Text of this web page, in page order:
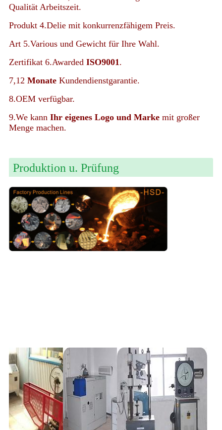
Qualität Arbeitszeit.
Produkt 4.Delie mit konkurrenzfähigem Preis.
Art 5.Various und Gewicht für Ihre Wahl.
Zertifikat 6.Awarded ISO9001.
7,12 Monate Kundendienstgarantie.
8.OEM verfügbar.
9.We kann Ihr eigenes Logo und Markemit großer
Menge machen.
Produktion u. Prüfung